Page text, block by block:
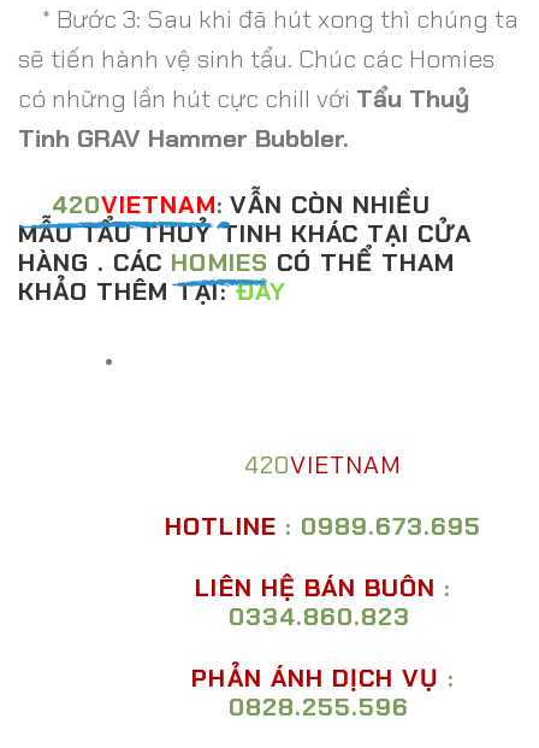
* Bước 3: Sau khi đã hút xong thì chúng ta
sẽ tiến hành vệ sinh tẩu. Chúc các Homies
có những lần hút cực chill với Tẩu Thuỷ
Tinh GRAV Hammer Bubbler.
420VIETNAM: VẪN CÒN NHIỀU
MẪU TẨU THUỶ TINH KHÁC TẠI CỬA
HÀNG . CÁC HOMIES CÓ THỂ THAM
KHẢO THÊM TẠI:ĐÂY
420VIETNAM
HOTLINE : 0989.673.695
LIÊN HỆ BÁN BUÔN :
0334.860.823
PHẢN ÁNH DỊCH VỤ :
0828.255.596